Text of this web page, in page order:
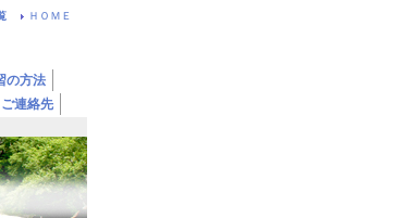
ＨＯＭＥ
の方法
ご連絡先